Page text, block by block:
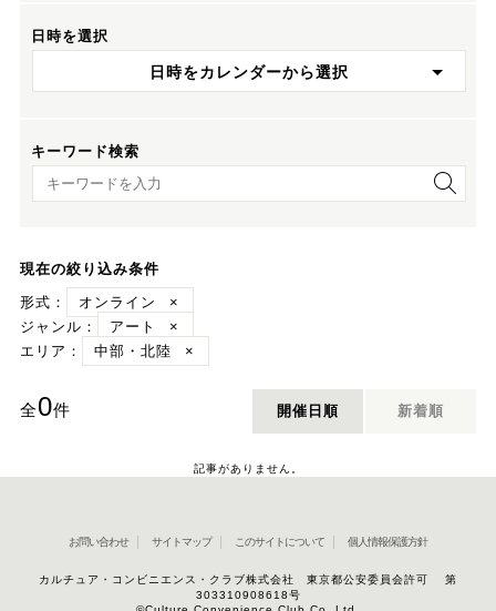
日時を選択
日時をカレンダーから選択
キーワード検索
キーワード検索
現在の絞り込み条件
形式：
オンライン
×
ジャンル：
アート
×
エリア：
中部・北陸 ×
全0件 開催日順 新着順
記事がありません。
お問い合わせ サイトマップ このサイトについて 個人情報保護方針
カルチュア・コンビニエンス・クラブ株式会社 東京都公安委員会許可 第
303310908618号